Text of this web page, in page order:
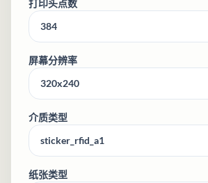
打印头点数
屏幕分辨率
介质类型
纸张类型